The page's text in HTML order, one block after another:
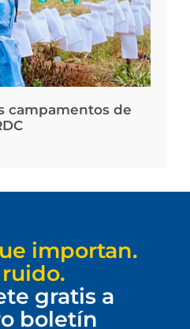
campamentos de
importan.
gratis a
boletín